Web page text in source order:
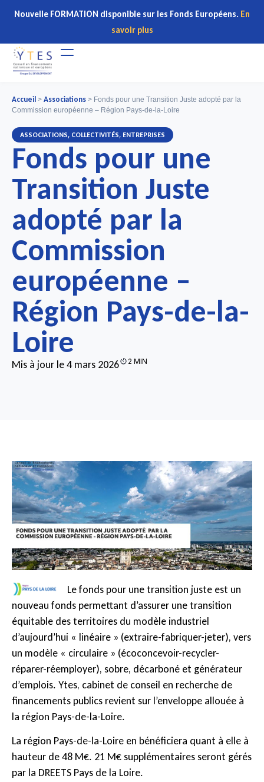
Nouvelle FORMATION disponible sur les Fonds Européens. En
savoir plus
Accueil > Associations > Fonds pour une Transition Juste adopté par la
Commission européenne – Région Pays-de-la-Loire
ASSOCIATIONS, COLLECTIVITÉS, ENTREPRISES
Fonds pour une
Transition Juste
adopté par la
Commission
européenne –
Région Pays-de-la-
Loire
Mis à jour le 4 mars 2026 2 MIN
Le fonds pour une transition juste est un
nouveau fonds permettant d’assurer une transition
équitable des territoires du modèle industriel
d’aujourd’hui « linéaire » (extraire-fabriquer-jeter), vers
un modèle « circulaire » (écoconcevoir-recycler-
réparer-réemployer), sobre, décarboné et générateur
d’emplois. Ytes, cabinet de conseil en recherche de
financements publics revient sur l’enveloppe allouée à
la région Pays-de-la-Loire.
La région Pays-de-la-Loire en bénéficiera quant à elle à
hauteur de 48 M€. 21 M€ supplémentaires seront gérés
par la DREETS Pays de la Loire.